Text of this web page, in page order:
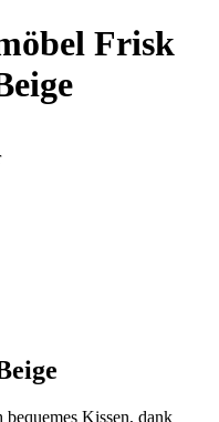
Frisk
Kissen, dank